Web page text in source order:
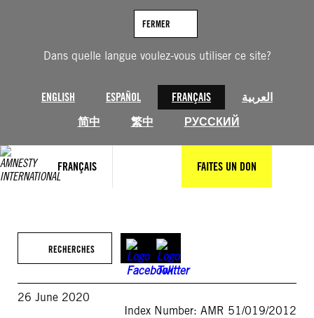
Dans quelle langue voulez-vous utiliser ce site?
ENGLISH ESPAÑOL FRANÇAIS
العربية
简中
繁中 РУССКИЙ
FERMER
FRANÇAIS FAITES UN DON
RECHERCHES
26 June 2020
Index Number: AMR 51/019/2012